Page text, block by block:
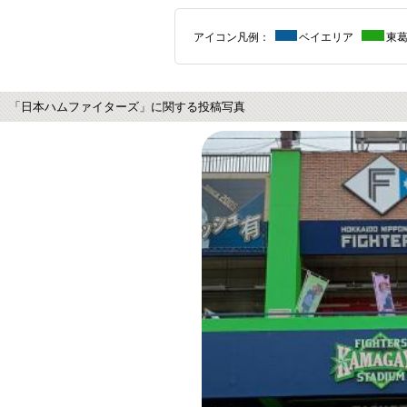
アイコン凡例： ベイエリア 東
「日本ハムファイターズ」に関する投稿写真